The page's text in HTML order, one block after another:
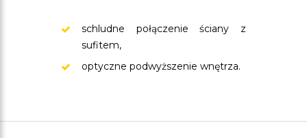
schludne połączenie ściany z
sufitem,
optyczne podwyższenie wnętrza.